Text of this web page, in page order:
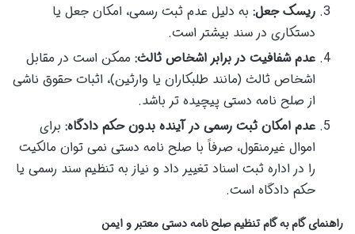
ریسک جعل: به دلیل عدم ثبت رسمی، امکان جعل یا
دستکاری در سند بیشتر است.
عدم شفافیت در برابر اشخاص ثالث: ممکن است در مقابل
اشخاص ثالث (مانند طلبکاران یا وارثین)، اثبات حقوق ناشی
از صلح نامه دستی پیچیده تر باشد.
عدم امکان ثبت رسمی در آینده بدون حکم دادگاه: برای
اموال غیرمنقول، صرفاً با صلح نامه دستی نمی توان مالکیت
را در اداره ثبت اسناد تغییر داد و نیاز به تنظیم سند رسمی یا
حکم دادگاه است.
راهنمای گام به گام تنظیم صلح نامه دستی معتبر و ایمن